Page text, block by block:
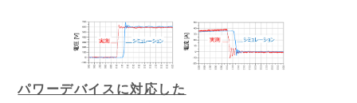
パワーデバイスに対応した